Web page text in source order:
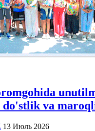
do'stlik va
13 Июль 2026